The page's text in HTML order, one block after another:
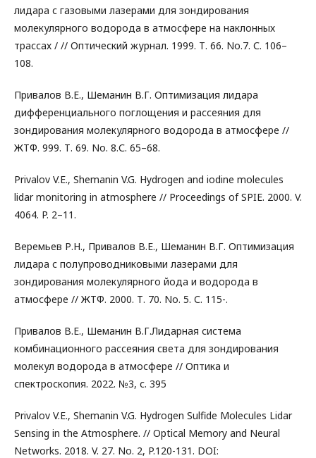
лидара с газовыми лазерами для зондирования
молекулярного водорода в атмосфере на наклонных
трассах / // Оптический журнал. 1999. Т. 66. No.7. С. 106–
108.
Привалов В.Е., Шеманин В.Г. Оптимизация лидара
дифференциального поглощения и рассеяния для
зондирования молекулярного водорода в атмосфере //
ЖТФ. 999. Т. 69. No. 8.С. 65–68.
Privalov V.E., Shemanin V.G. Hydrogen and iodine molecules
lidar monitoring in atmosphere // Proceedings of SPIE. 2000. V.
4064. P. 2–11.
Веремьев Р.Н., Привалов В.Е., Шеманин В.Г. Оптимизация
лидара с полупроводниковыми лазерами для
зондирования молекулярного йода и водорода в
атмосфере // ЖТФ. 2000. Т. 70. No. 5. С. 115-.
Привалов В.Е., Шеманин В.Г.Лидарная система
комбинационного рассеяния света для зондирования
молекул водорода в атмосфере // Оптика и
спектроскопия. 2022. №3, с. 395
Privalov V.E., Shemanin V.G. Hydrogen Sulfide Molecules Lidar
Sensing in the Atmosphere. // Optical Memory and Neural
Networks. 2018. V. 27. No. 2, P.120-131. DOI: